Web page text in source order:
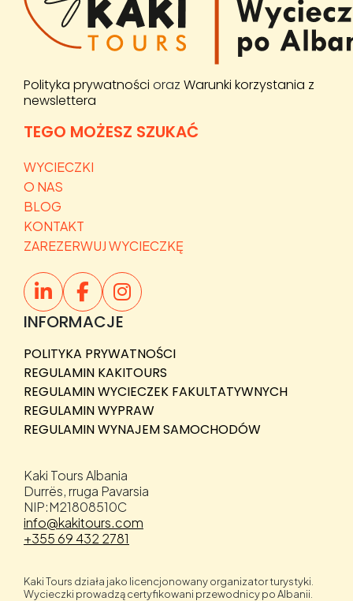
Polityka prywatności oraz Warunki korzystania z
newslettera
TEGO MOŻESZ SZUKAĆ
WYCIECZKI
O NAS
BLOG
KONTAKT
ZAREZERWUJ WYCIECZKĘ
INFORMACJE
POLITYKA PRYWATNOŚCI
REGULAMIN KAKITOURS
REGULAMIN WYCIECZEK FAKULTATYWNYCH
REGULAMIN WYPRAW
REGULAMIN WYNAJEM SAMOCHODÓW
Kaki Tours Albania
Durrës, rruga Pavarsia
NIP:M21808510C
info@kakitours.com
+355 69 432 2781
Kaki Tours działa jako licencjonowany organizator turystyki.
Wycieczki prowadzą certyfikowani przewodnicy po Albanii.